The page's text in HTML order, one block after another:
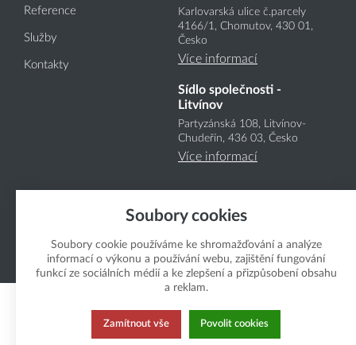
Reference
Služby
Kontakty
Karlovarská ulice č.parcely
4166/1, Chomutov, 430 01,
Česko
Více informací
Sídlo společnosti -
Litvínov
Partyzánská 108, Litvínov-
Chudeřín, 436 03, Česko
Více informací
Copyright Boukal.CZ 2026
Soubory cookies
Soubory cookie používáme ke shromažďování a analýze
informací o výkonu a používání webu, zajištění fungování
funkcí ze sociálních médií a ke zlepšení a přizpůsobení obsahu
a reklam.
Zamítnout vše Povolit cookies